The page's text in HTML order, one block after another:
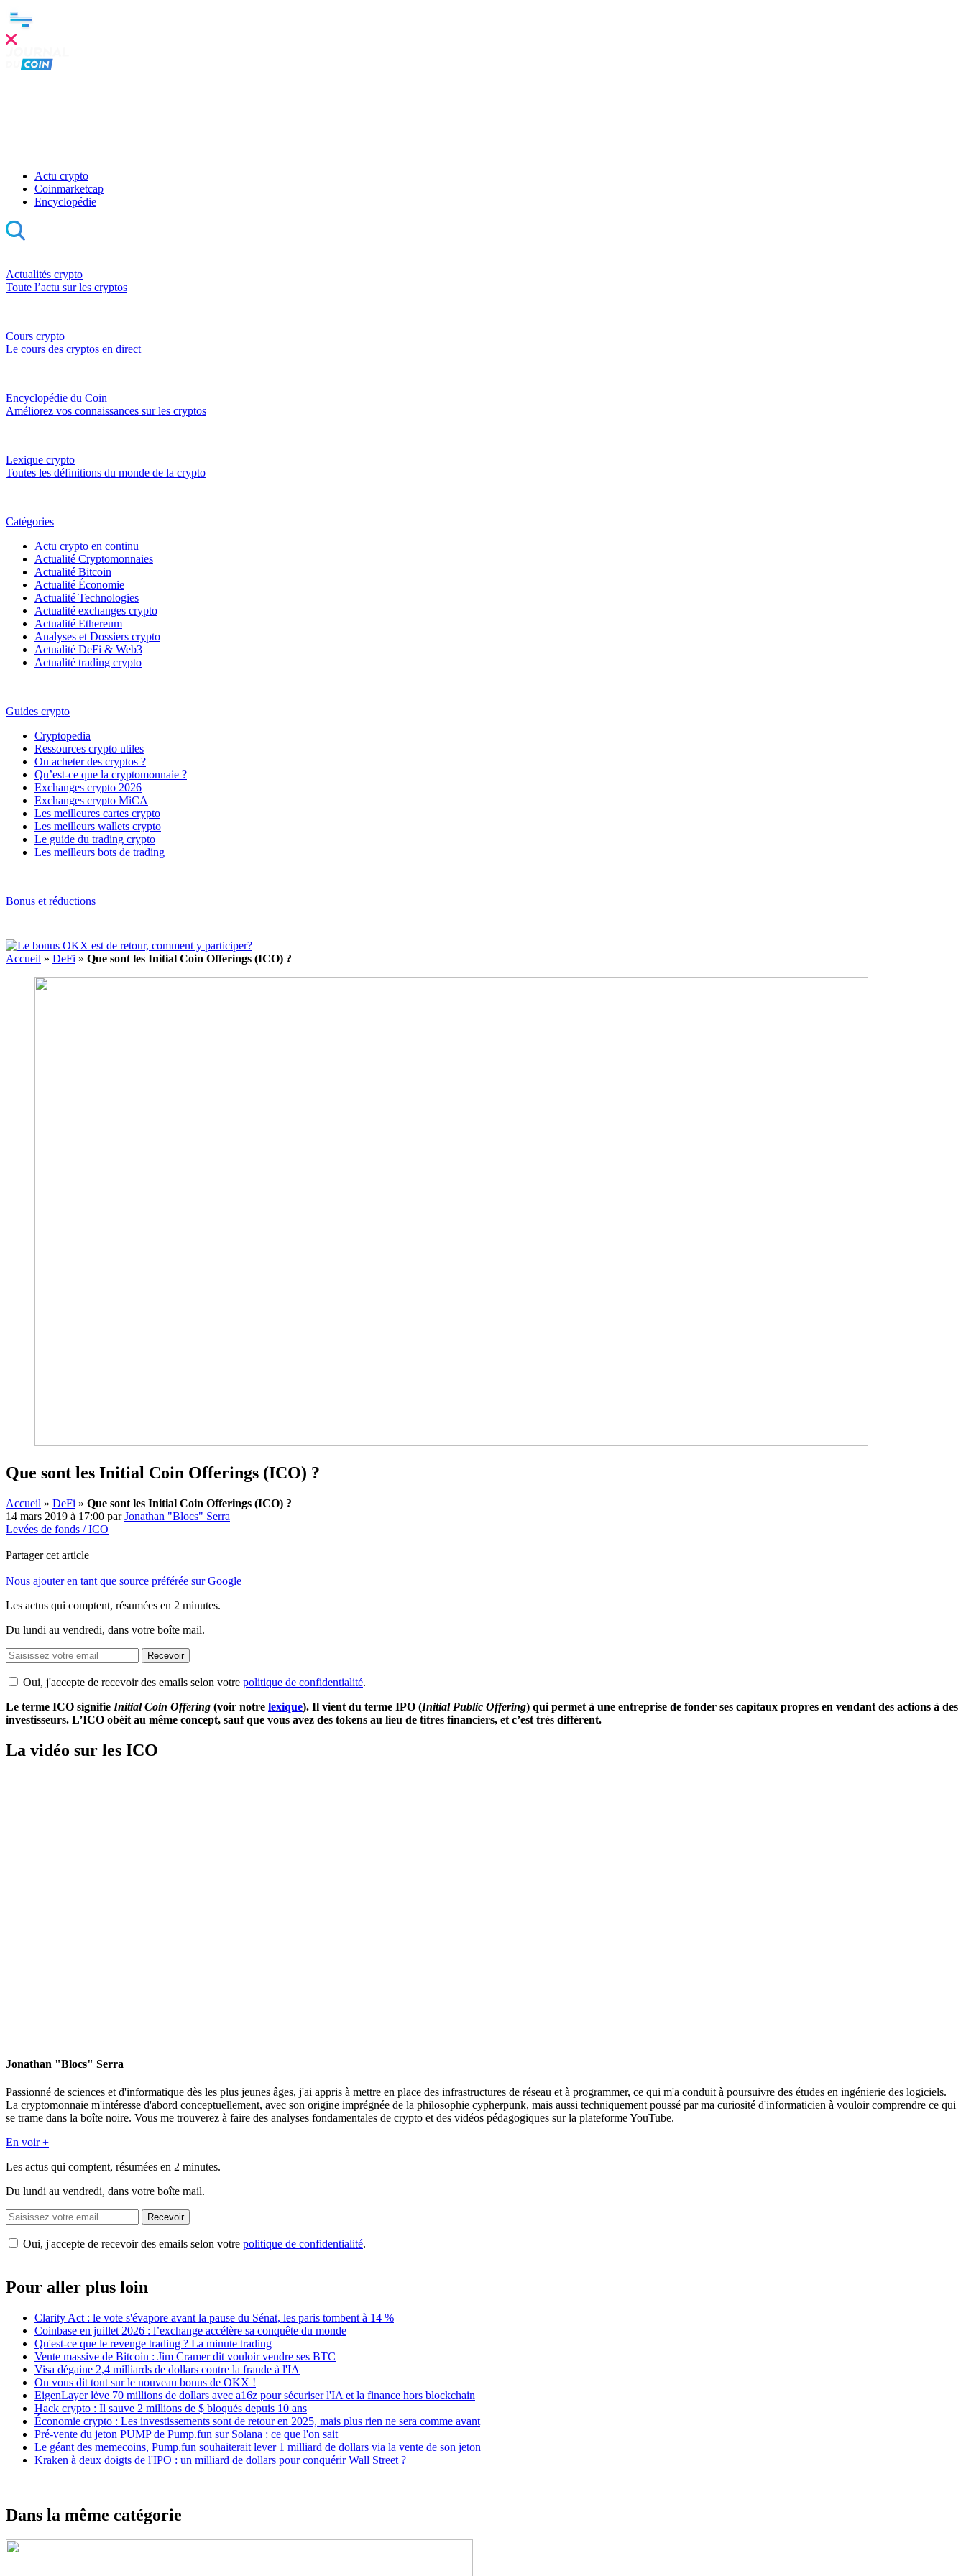
Actu crypto
Coinmarketcap
Encyclopédie
Actualités crypto
Toute l’actu sur les cryptos
Cours crypto
Le cours des cryptos en direct
Encyclopédie du Coin
Améliorez vos connaissances sur les cryptos
Lexique crypto
Toutes les définitions du monde de la crypto
Catégories
Actu crypto en continu
Actualité Cryptomonnaies
Actualité Bitcoin
Actualité Économie
Actualité Technologies
Actualité exchanges crypto
Actualité Ethereum
Analyses et Dossiers crypto
Actualité DeFi & Web3
Actualité trading crypto
Guides crypto
Cryptopedia
Ressources crypto utiles
Ou acheter des cryptos ?
Qu’est-ce que la cryptomonnaie ?
Exchanges crypto 2026
Exchanges crypto MiCA
Les meilleures cartes crypto
Les meilleurs wallets crypto
Le guide du trading crypto
Les meilleurs bots de trading
Bonus et réductions
Accueil » DeFi » Que sont les Initial Coin Offerings (ICO) ?
Que sont les Initial Coin Offerings (ICO) ?
Accueil » DeFi » Que sont les Initial Coin Offerings (ICO) ?
14 mars 2019 à 17:00 parJonathan "Blocs" Serra
Levées de fonds / ICO
Partager cet article
Nous ajouter en tant que source préférée sur Google
Les actus qui comptent, résumées en 2 minutes.
Du lundi au vendredi, dans votre boîte mail.
Recevoir
Oui, j'accepte de recevoir des emails selon votre politique de confidentialité.
Le terme ICO signifie Initial Coin Offering (voir notre lexique). Il vient du terme IPO (Initial Public Offering) qui permet à une entreprise de fonder ses capitaux propres en vendant des actions à des
investisseurs. L’ICO obéit au même concept, sauf que vous avez des tokens au lieu de titres financiers, et c’est très différent.
La vidéo sur les ICO
Jonathan "Blocs" Serra
Passionné de sciences et d'informatique dès les plus jeunes âges, j'ai appris à mettre en place des infrastructures de réseau et à programmer, ce qui m'a conduit à poursuivre des études en ingénierie des logiciels.
La cryptomonnaie m'intéresse d'abord conceptuellement, avec son origine imprégnée de la philosophie cypherpunk, mais aussi techniquement poussé par ma curiosité d'informaticien à vouloir comprendre ce qui
se trame dans la boîte noire. Vous me trouverez à faire des analyses fondamentales de crypto et des vidéos pédagogiques sur la plateforme YouTube.
En voir +
Les actus qui comptent, résumées en 2 minutes.
Du lundi au vendredi, dans votre boîte mail.
Recevoir
Oui, j'accepte de recevoir des emails selon votre politique de confidentialité.
Pour aller plus loin
Clarity Act : le vote s'évapore avant la pause du Sénat, les paris tombent à 14 %
Coinbase en juillet 2026 : l’exchange accélère sa conquête du monde
Qu'est-ce que le revenge trading ? La minute trading
Vente massive de Bitcoin : Jim Cramer dit vouloir vendre ses BTC
Visa dégaine 2,4 milliards de dollars contre la fraude à l'IA
On vous dit tout sur le nouveau bonus de OKX !
EigenLayer lève 70 millions de dollars avec a16z pour sécuriser l'IA et la finance hors blockchain
Hack crypto : Il sauve 2 millions de $ bloqués depuis 10 ans
Économie crypto : Les investissements sont de retour en 2025, mais plus rien ne sera comme avant
Pré-vente du jeton PUMP de Pump.fun sur Solana : ce que l'on sait
Le géant des memecoins, Pump.fun souhaiterait lever 1 milliard de dollars via la vente de son jeton
Kraken à deux doigts de l'IPO : un milliard de dollars pour conquérir Wall Street ?
Dans la même catégorie